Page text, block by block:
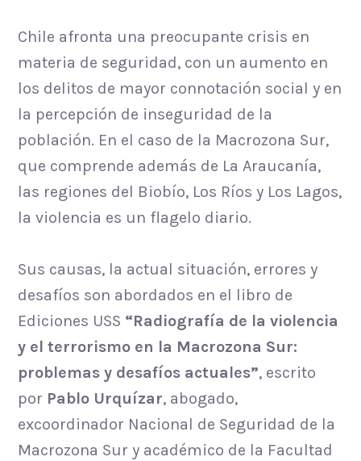
Chile afronta una preocupante crisis en
materia de seguridad, con un aumento en
los delitos de mayor connotación social y en
la percepción de inseguridad de la
población. En el caso de la Macrozona Sur,
que comprende además de La Araucanía,
las regiones del Biobío, Los Ríos y Los Lagos,
la violencia es un flagelo diario.
Sus causas, la actual situación, errores y
desafíos son abordados en el libro de
Ediciones USS “Radiografía de la violencia
y el terrorismo en la Macrozona Sur:
problemas y desafíos actuales”, escrito
por Pablo Urquízar, abogado,
excoordinador Nacional de Seguridad de la
Macrozona Sur y académico de la Facultad